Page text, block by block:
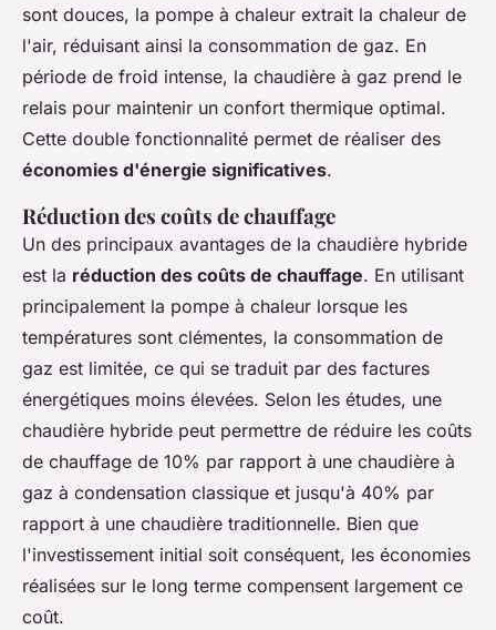
sont douces, la pompe à chaleur extrait la chaleur de
l'air, réduisant ainsi la consommation de gaz. En
période de froid intense, la chaudière à gaz prend le
relais pour maintenir un confort thermique optimal.
Cette double fonctionnalité permet de réaliser des
économies d'énergie significatives.
Réduction des coûts de chauffage
Un des principaux avantages de la chaudière hybride
est la réduction des coûts de chauffage. En utilisant
principalement la pompe à chaleur lorsque les
températures sont clémentes, la consommation de
gaz est limitée, ce qui se traduit par des factures
énergétiques moins élevées. Selon les études, une
chaudière hybride peut permettre de réduire les coûts
de chauffage de 10% par rapport à une chaudière à
gaz à condensation classique et jusqu'à 40% par
rapport à une chaudière traditionnelle. Bien que
l'investissement initial soit conséquent, les économies
réalisées sur le long terme compensent largement ce
coût.